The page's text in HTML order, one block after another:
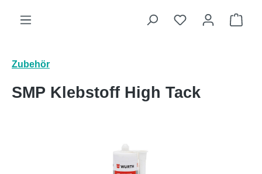
Du hast 0
Zubehör
SMP Klebstoff High Tack